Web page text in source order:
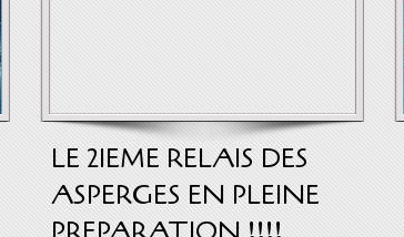
LE 21EME RELAIS DES
ASPERGES EN PLEINE